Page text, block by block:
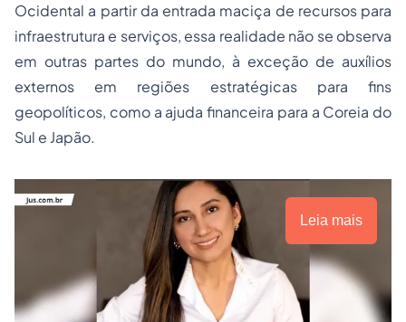
Ocidental a partir da entrada maciça de recursos para
infraestrutura e serviços, essa realidade não se observa
em outras partes do mundo, à exceção de auxílios
externos em regiões estratégicas para fins
geopolíticos, como a ajuda financeira para a Coreia do
Sul e Japão.
Leia mais